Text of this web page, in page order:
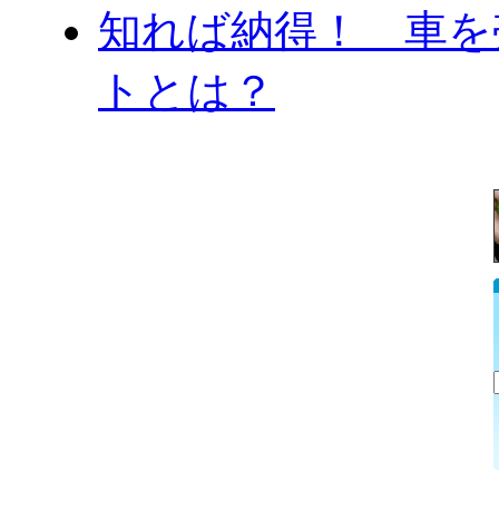
知れば納得！ 車を
トとは？